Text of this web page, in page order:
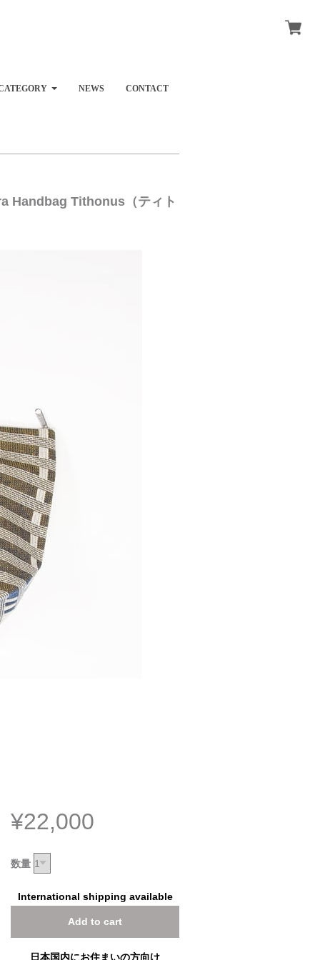
NEWS CONTACT
Handbag Tithonus（ティト
¥22,000
数量
International shipping available
Add to cart
日本国内にお住まいの方向け